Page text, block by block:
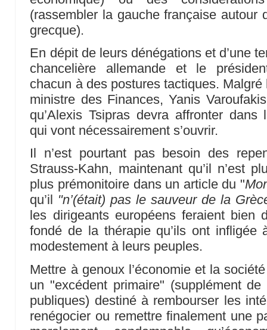
(rassembler la gauche française autour
grecque).
En dépit de leurs dénégations et d’une
chancelière allemande et le
chacun à des postures tactiques.
ministre des Finances, Yanis
qu’Alexis Tsipras devra affronter dans
qui vont nécessairement s’ouvrir.
Il n’est pourtant pas besoin des
Strauss-Kahn, maintenant qu’il n’est
plus prémonitoire dans un article du "
qu’il "n’(était) pas le sauveur de la
les dirigeants européens feraient bien
fondé de la thérapie qu’ils ont
modestement à leurs peuples.
Mettre à genoux l’économie et la
un "excédent primaire" (supplément
publiques) destiné à rembourser les
renégocier ou remettre finalement une